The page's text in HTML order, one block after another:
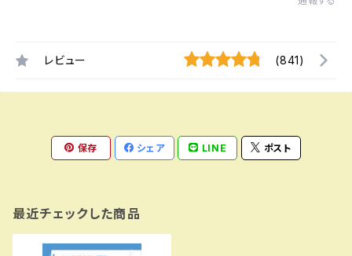
レビュー (841)
保存 シェア LINE ポスト
最近チェックした商品